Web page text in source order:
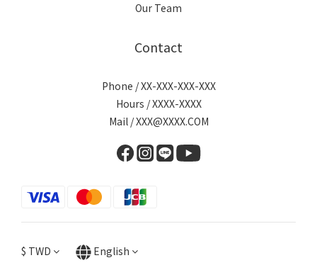
Our Team
Contact
Phone / XX-XXX-XXX-XXX
Hours / XXXX-XXXX
Mail / XXX@XXXX.COM
$ TWD English